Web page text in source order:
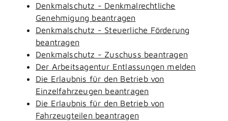
Denkmalschutz - Denkmalrechtliche
Genehmigung beantragen
Denkmalschutz - Steuerliche Förderung
beantragen
Denkmalschutz - Zuschuss beantragen
Der Arbeitsagentur Entlassungen melden
Die Erlaubnis für den Betrieb von
Einzelfahrzeugen beantragen
Die Erlaubnis für den Betrieb von
Fahrzeugteilen beantragen